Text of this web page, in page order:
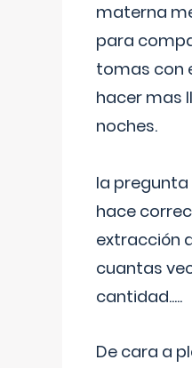
materna
para
tomas con
hacer mas
noches.
la
hace
extracción
cuantas
cantidad.....
De cara a